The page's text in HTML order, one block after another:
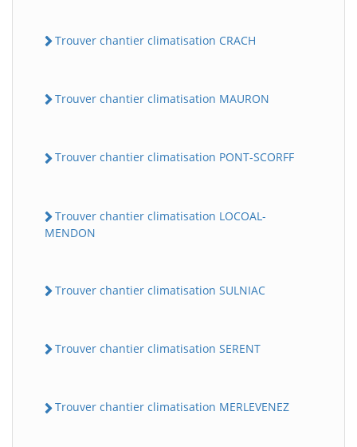
Trouver chantier climatisation CRACH
Trouver chantier climatisation MAURON
Trouver chantier climatisation PONT-SCORFF
Trouver chantier climatisation LOCOAL-
MENDON
Trouver chantier climatisation SULNIAC
Trouver chantier climatisation SERENT
Trouver chantier climatisation MERLEVENEZ